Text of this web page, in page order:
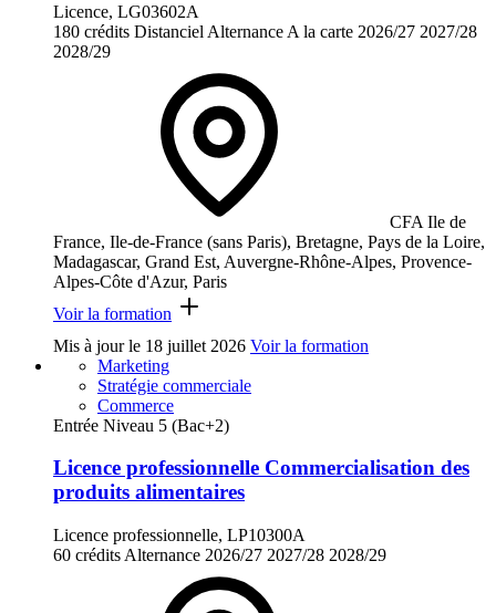
Licence, LG03602A
180 crédits Distanciel Alternance A la carte 2026/27 2027/28
2028/29
CFA Ile de
France, Ile-de-France (sans Paris), Bretagne, Pays de la Loire,
Madagascar, Grand Est, Auvergne-Rhône-Alpes, Provence-
Alpes-Côte d'Azur, Paris
Voir la formation
Mis à jour le 18 juillet 2026 Voir la formation
Marketing
Stratégie commerciale
Commerce
Entrée Niveau 5 (Bac+2)
Licence professionnelle Commercialisation des
produits alimentaires
Licence professionnelle, LP10300A
60 crédits Alternance 2026/27 2027/28 2028/29